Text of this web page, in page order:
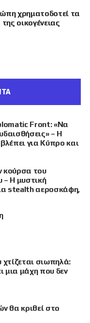
χρηματοδοτεί τα
οικογένειας
Front: «Να
– Η
για Κύπρο και
κούρσα του
– Η μυστική
stealth αεροσκάφη,
σιωπηλά:
μια μάχη που δεν
θα κριθεί στο